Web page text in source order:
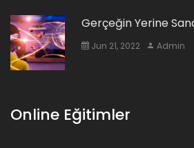
Gerçeğin Yerine
Jun 21, 2022 Admin
Online Eğitimler